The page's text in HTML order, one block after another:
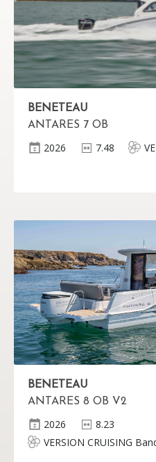
BENETEAU
ANTARES 7 OB
2026 7.48
BENETEAU
ANTARES 8 OB V2
2026
8.23
VERSION CRUISING